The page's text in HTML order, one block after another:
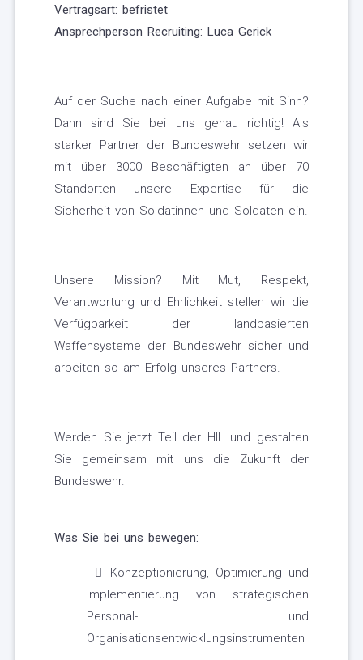
Vertragsart: befristet
Ansprechperson Recruiting: Luca Gerick
Auf der Suche nach einer Aufgabe mit Sinn?
Dann sind Sie bei uns genau richtig! Als
starker Partner der Bundeswehr setzen wir
mit über 3000 Beschäftigten an über 70
Standorten unsere Expertise für die
Sicherheit von Soldatinnen und Soldaten ein.
Unsere Mission? Mit Mut, Respekt,
Verantwortung und Ehrlichkeit stellen wir die
Verfügbarkeit der landbasierten
Waffensysteme der Bundeswehr sicher und
arbeiten so am Erfolg unseres Partners.
Werden Sie jetzt Teil der HIL und gestalten
Sie gemeinsam mit uns die Zukunft der
Bundeswehr.
Was Sie bei uns bewegen:
Konzeptionierung, Optimierung und
Implementierung von strategischen
Personal- und
Organisationsentwicklungsinstrumenten